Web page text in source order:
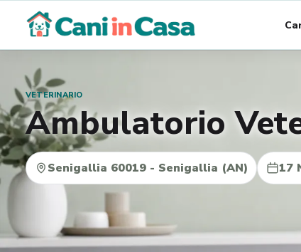
contenuto
VETERINARIO
Ambulatorio
Senigallia 60019 - Senigallia (AN) 17